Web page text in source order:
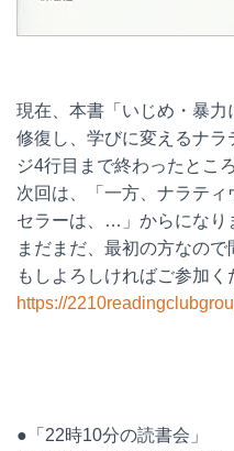
現在、本書「いじめ・暴
修復し、学びに変えるナ
ジ4行目まで終わったところ
次回は、「一方、ナラテ
セラーは、…」からになり
まだまだ、最初の方なので
もしよろしければご参加く
https://
●「22時10分の読書会」